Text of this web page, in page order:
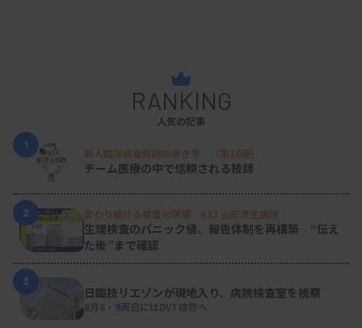
RANKING
人気の記事
1
新人臨床検査技師の歩き方 ［第16回］
チーム医療の中で信頼される技師
2 変わり続ける検査の現場 #32 山形済生病院
生理検査のパニック値、報告体制を再構築 “伝え
た後”まで確認
3
日臨技リエゾンが現地入り、病院検査室を視察
8月8・9両日にはDVT検診へ